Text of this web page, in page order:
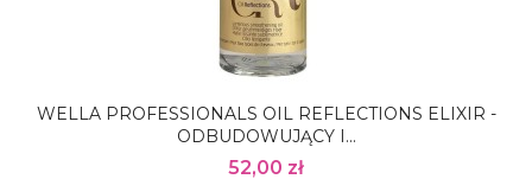
WELLA PROFESSIONALS OIL REFLECTIONS ELIXIR -
ODBUDOWUJĄCY I...
52,00 zł